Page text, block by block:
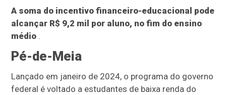
A soma do incentivo financeiro-educacional pode
alcançar R$ 9,2 mil por aluno, no fim do ensino
médio .
Pé-de-Meia
Lançado em janeiro de 2024, o programa do governo
federal é voltado a estudantes de baixa renda do